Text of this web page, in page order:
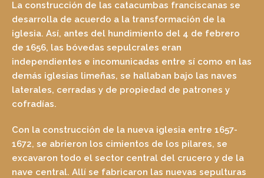
La construcción de las catacumbas franciscanas se
desarrolla de acuerdo a la transformación de la
iglesia. Así, antes del hundimiento del 4 de febrero
de 1656, las bóvedas sepulcrales eran
independientes e incomunicadas entre sí como en las
demás iglesias limeñas, se hallaban bajo las naves
laterales, cerradas y de propiedad de patrones y
cofradías.
Con la construcción de la nueva iglesia entre 1657-
1672, se abrieron los cimientos de los pilares, se
excavaron todo el sector central del crucero y de la
nave central. Allí se fabricaron las nuevas sepulturas